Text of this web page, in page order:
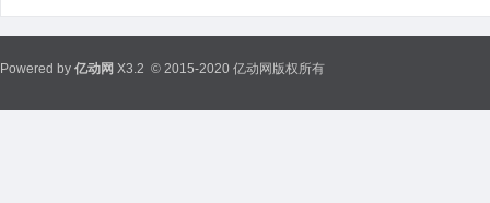
Powered by 亿动网 X3.2 © 2015-2020 亿动网版权所有